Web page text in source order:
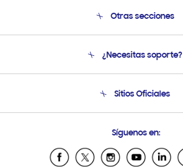
Otras secciones
Soporte
Condiciones de Compra
¿Necesitas soporte?
Soporte vía eMail
Sitios Oficiales
Samsung Ecuador
Samsung El Salvador
Síguenos en: